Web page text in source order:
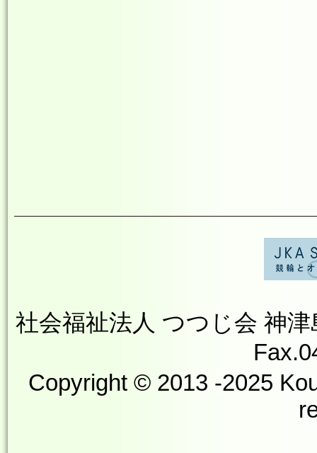
社会福祉法人 つつじ会 神
Copyright © 2013 -2025